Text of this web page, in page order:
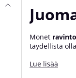
Monet
täydellistä
ja metalliset
Lue lisää